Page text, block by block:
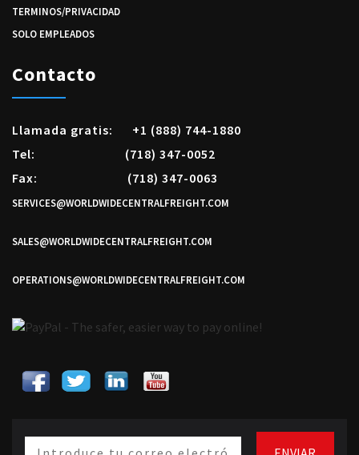
TERMINOS/PRIVACIDAD
SOLO EMPLEADOS
Contacto
Llamada gratis: +1 (888) 744-1880
Tel: (718) 347-0052
Fax: (718) 347-0063
SERVICES@WORLDWIDECENTRALFREIGHT.COM
SALES@WORLDWIDECENTRALFREIGHT.COM
OPERATIONS@WORLDWIDECENTRALFREIGHT.COM